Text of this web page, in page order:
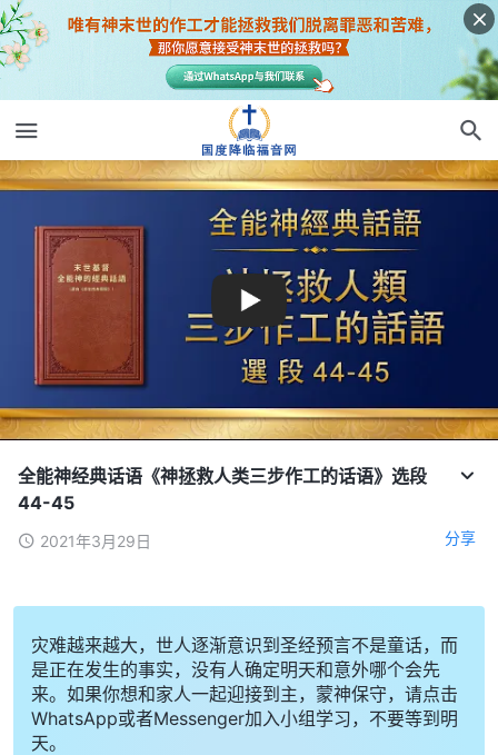
全能神经典话语《神拯救人类三步作工的话语》选段
44-45
2021年3月29日 分享
灾难越来越大，世人逐渐意识到圣经预言不是童话，而
是正在发生的事实，没有人确定明天和意外哪个会先
来。如果你想和家人一起迎接到主，蒙神保守，请点击
WhatsApp或者Messenger加入小组学习，不要等到明
天。